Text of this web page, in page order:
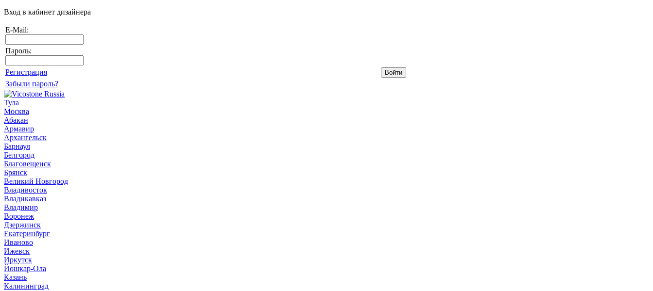
Вход в кабинет дизайнера
E-Mail:
Пароль:
Регистрация
Забыли пароль?
Тула
Москва
Абакан
Армавир
Архангельск
Барнаул
Белгород
Благовещенск
Брянск
Великий Новгород
Владивосток
Владикавказ
Владимир
Воронеж
Дзержинск
Екатеринбург
Иваново
Ижевск
Иркутск
Йошкар-Ола
Казань
Калининград